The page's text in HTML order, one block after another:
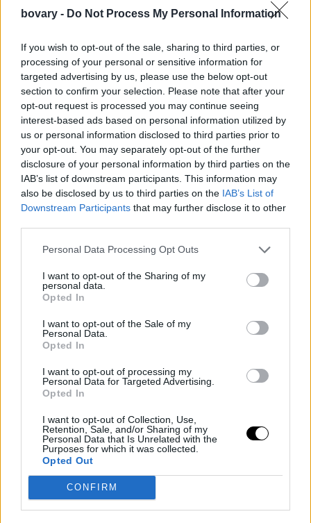
bovary - Do Not Process My Personal Information
If you wish to opt-out of the sale, sharing to third parties, or
processing of your personal or sensitive information for
targeted advertising by us, please use the below opt-out
section to confirm your selection. Please note that after your
opt-out request is processed you may continue seeing
interest-based ads based on personal information utilized by
us or personal information disclosed to third parties prior to
your opt-out. You may separately opt-out of the further
disclosure of your personal information by third parties on the
IAB’s list of downstream participants. This information may
also be disclosed by us to third parties on the IAB’s List of
Downstream Participants that may further disclose it to other
Personal Data Processing Opt Outs
I want to opt-out of the Sharing of my
personal data.
Opted In
I want to opt-out of the Sale of my
Personal Data.
Opted In
I want to opt-out of processing my
Personal Data for Targeted Advertising.
Opted In
I want to opt-out of Collection, Use,
Retention, Sale, and/or Sharing of my
Personal Data that Is Unrelated with the
Purposes for which it was collected.
Opted Out
CONFIRM
A photo posted by Loulwa AlRadwan (@interiakw)
on Jun 23,
2015 at 3:32am PDT
A photo posted by Nana Nikolaidou (@nananikolaidou)on May
5, 2016 at 11:36pm PDT
A photo posted by DE.Compani (@de.compani) on Dec 23, 2015
at 6:08am PST
A photo posted by DE.Compani (@de.compani)on Dec 5, 2015
at 12:34am PST
A photo posted by DE.Compani (@de.compani)on Oct 19, 2015
at 7:35am PDT
A photo posted by DE.Compani (@de.compani) on Sep 16, 2015
at 8:31am PDT
A photo posted by ENA (@elials)on Jun 5, 2013 at 2:33pm PDT
A photo posted by Yael Spinzi (@yae_spinzi)